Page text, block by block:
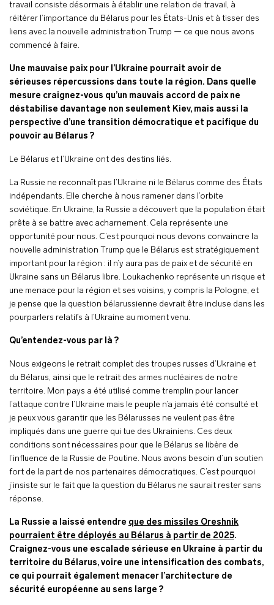
travail consiste désormais à établir une relation de travail, à
réitérer l’importance du Bélarus pour les États-Unis et à tisser des
liens avec la nouvelle administration Trump — ce que nous avons
commencé à faire.
Une mauvaise paix pour l’Ukraine pourrait avoir de
sérieuses répercussions dans toute la région. Dans quelle
mesure craignez-vous qu’un mauvais accord de paix ne
déstabilise davantage non seulement Kiev, mais aussi la
perspective d’une transition démocratique et pacifique du
pouvoir au Bélarus ?
Le Bélarus et l’Ukraine ont des destins liés.
La Russie ne reconnaît pas l’Ukraine ni le Bélarus comme des États
indépendants. Elle cherche à nous ramener dans l’orbite
soviétique. En Ukraine, la Russie a découvert que la population était
prête à se battre avec acharnement. Cela représente une
opportunité pour nous. C’est pourquoi nous devons convaincre la
nouvelle administration Trump que le Bélarus est stratégiquement
important pour la région : il n’y aura pas de paix et de sécurité en
Ukraine sans un Bélarus libre. Loukachenko représente un risque et
une menace pour la région et ses voisins, y compris la Pologne, et
je pense que la question bélarussienne devrait être incluse dans les
pourparlers relatifs à l’Ukraine au moment venu.
Qu’entendez-vous par là ?
Nous exigeons le retrait complet des troupes russes d’Ukraine et
du Bélarus, ainsi que le retrait des armes nucléaires de notre
territoire. Mon pays a été utilisé comme tremplin pour lancer
l’attaque contre l’Ukraine mais le peuple n’a jamais été consulté et
je peux vous garantir que les Bélarusses ne veulent pas être
impliqués dans une guerre qui tue des Ukrainiens. Ces deux
conditions sont nécessaires pour que le Bélarus se libère de
l’influence de la Russie de Poutine. Nous avons besoin d’un soutien
fort de la part de nos partenaires démocratiques. C’est pourquoi
j’insiste sur le fait que la question du Bélarus ne saurait rester sans
réponse.
La Russie a laissé entendre que des missiles Oreshnik
pourraient être déployés au Bélarus à partir de 2025.
Craignez-vous une escalade sérieuse en Ukraine à partir du
territoire du Bélarus, voire une intensification des combats,
ce qui pourrait également menacer l’architecture de
sécurité européenne au sens large ?